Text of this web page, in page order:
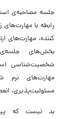
جلسه مصاحبه‌ی
کننده، مهارت‌های
بخش‌های
شخصیت‌شناسی
مهارت‌های نرم
مسئولیت‌پذیری،
بد نیست که